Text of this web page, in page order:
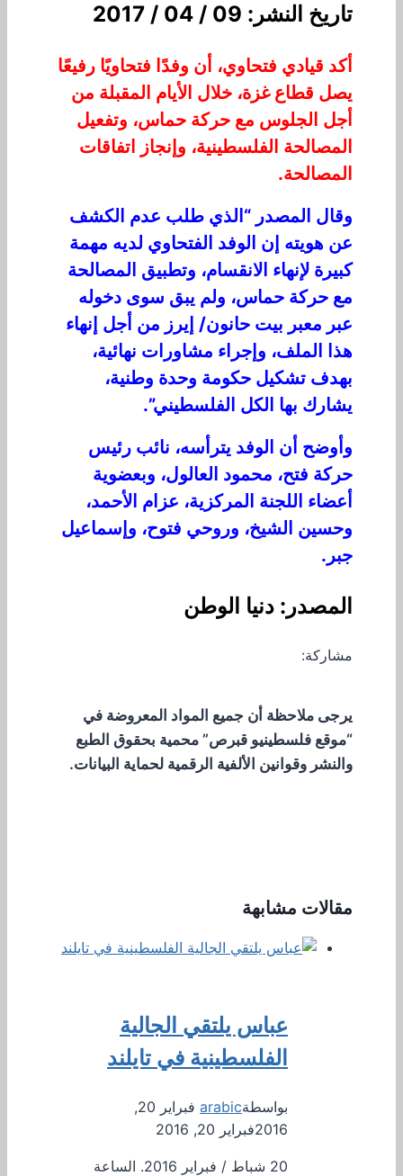
تاريخ النشر: 09 / 04 / 2017
أكد قيادي فتحاوي، أن وفدًا فتحاويًا رفيعًا
يصل قطاع غزة، خلال الأيام المقبلة من
أجل الجلوس مع حركة حماس، وتفعيل
المصالحة الفلسطينية، وإنجاز اتفاقات
المصالحة.
وقال المصدر “الذي طلب عدم الكشف
عن هويته إن الوفد الفتحاوي لديه مهمة
كبيرة لإنهاء الانقسام، وتطبيق المصالحة
مع حركة حماس، ولم يبق سوى دخوله
عبر معبر بيت حانون/ إيرز من أجل إنهاء
هذا الملف، وإجراء مشاورات نهائية،
بهدف تشكيل حكومة وحدة وطنية،
يشارك بها الكل الفلسطيني”.
وأوضح أن الوفد يترأسه، نائب رئيس
حركة فتح، محمود العالول، وبعضوية
أعضاء اللجنة المركزية، عزام الأحمد،
وحسين الشيخ، وروحي فتوح، وإسماعيل
جبر.
المصدر: دنيا الوطن
مشاركة:
يرجى ملاحظة أن جميع المواد المعروضة في
“موقع فلسطينيو قبرص” محمية بحقوق الطبع
والنشر وقوانين الألفية الرقمية لحماية البيانات.
مقالات مشابهة
عباس يلتقي الجالية
الفلسطينية في تايلند
بواسطةarabic
فبراير 20,
2016فبراير 20, 2016
20 شباط / فبراير 2016. الساعة